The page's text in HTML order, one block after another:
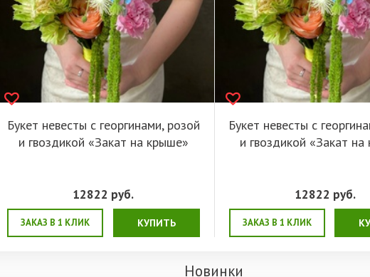
Букет невесты с георгинами, розой
и гвоздикой «Закат на крыше»
12822 руб.
ЗАКАЗ В 1 КЛИК КУПИТЬ
Букет невесты с
и гвоздикой «Закат
12822 руб.
ЗАКАЗ В 1 КЛИК
Новинки